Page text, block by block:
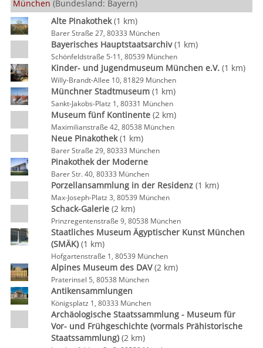
München (Bundesland: Bayern)
Alte Pinakothek(1 km)
Barer Straße 27, 80333 München
Bayerisches Hauptstaatsarchiv(1 km)
Schönfeldstraße 5-11, 80539 München
Kinder- und Jugendmuseum München e.V.(1 km)
Willy-Brandt-Allee 10, 81829 München
Münchner Stadtmuseum(1 km)
Sankt-Jakobs-Platz 1, 80331 München
Museum fünf Kontinente(2 km)
Maximilianstraße 42, 80538 München
Neue Pinakothek(1 km)
Barer Straße 29, 80333 München
Pinakothek der Moderne
Barer Str. 40, 80333 München
Porzellansammlung in der Residenz(1 km)
Max-Joseph-Platz 3, 80539 München
Schack-Galerie(2 km)
Prinzregentenstraße 9, 80538 München
Staatliches Museum Ägyptischer Kunst München
(SMÄK)(1 km)
Hofgartenstraße 1, 80539 München
Alpines Museum des DAV(2 km)
Praterinsel 5, 80538 München
Antikensammlungen
Königsplatz 1, 80333 München
Archäologische Staatssammlung - Museum für
Vor- und Frühgeschichte (vormals Prähistorische
Staatssammlung)(2 km)